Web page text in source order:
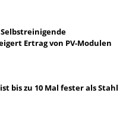
Ertrag von PV-Modulen
bis zu 10 Mal fester als Stahl